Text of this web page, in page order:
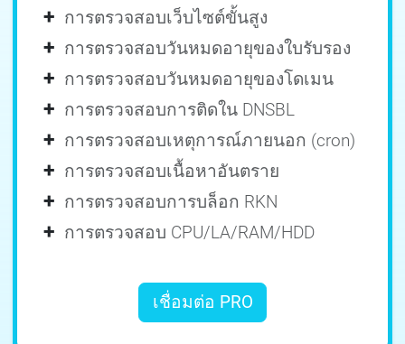
+ การตรวจสอบเว็บไซต์ขั้นสูง
+ การตรวจสอบวันหมดอายุของใบรับรอง
+ การตรวจสอบวันหมดอายุของโดเมน
+ การตรวจสอบการติดใน DNSBL
+ การตรวจสอบเหตุการณ์ภายนอก (cron)
+ การตรวจสอบเนื้อหาอันตราย
+ การตรวจสอบการบล็อก RKN
+ การตรวจสอบ CPU/LA/RAM/HDD
เชื่อมต่อ PRO